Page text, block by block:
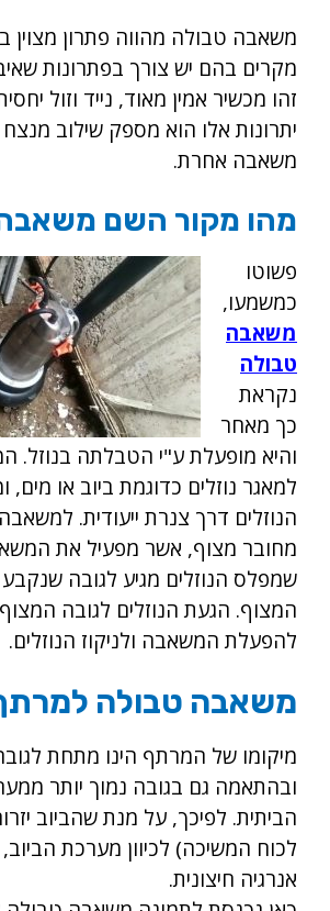
משאבה טבולה מהווה פתרון מצוין
מקרים בהם יש צורך בפתרונות
זהו מכשיר אמין מאוד, נייד וזול
יתרונות אלו הוא מספק שילוב
משאבה אחרת.
מהו מקור השם
פשוטו
כמשמעו,
משאבה
טבולה
נקראת
כך מאחר
והיא מופעלת ע"י הטבלתה בנוזל.
למאגר נוזלים כדוגמת ביוב או מים,
הנוזלים דרך צנרת ייעודית.
מחובר מצוף, אשר מפעיל את
שמפלס הנוזלים מגיע לגובה
המצוף. הגעת הנוזלים לגובה
להפעלת המשאבה ולניקוז הנוזלים.
משאבה טבולה
מיקומו של המרתף הינו מתחת
ובהתאמה גם בגובה נמוך יותר
הביתית. לפיכך, על מנת שהביוב
לכוח המשיכה) לכיוון מערכת
אנרגיה חיצונית.